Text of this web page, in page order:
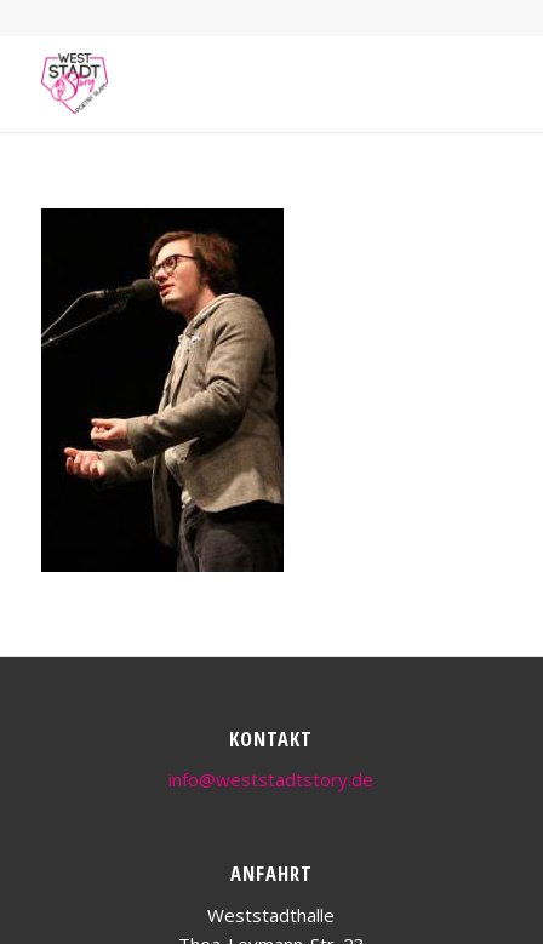
KONTAKT
info@weststadtstory.de
ANFAHRT
Weststadthalle